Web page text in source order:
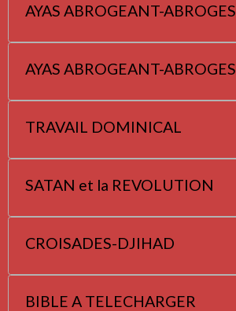
AYAS ABROGEANT-ABROGES
AYAS ABROGEANT-ABROGES
TRAVAIL DOMINICAL
SATAN et la REVOLUTION
CROISADES-DJIHAD
BIBLE A TELECHARGER